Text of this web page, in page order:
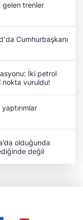
gelen trenler
Cumhurbaşkanı
İki petrol
nokta vuruldu!
olduğunda
değil